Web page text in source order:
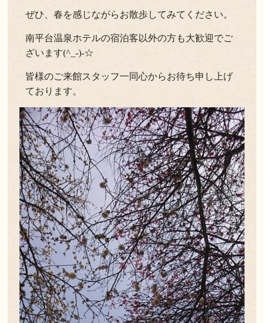
ぜひ、春を感じながらお散歩してみてください。
南平台温泉ホテルの宿泊客以外の方も大歓迎でご
ざいます(^_-)-☆
皆様のご来館スタッフ一同心からお待ち申し上げ
ております。